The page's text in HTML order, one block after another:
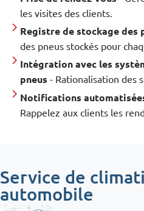
les visites des clients.
Registre de stockage des
des pneus stockés pour
Intégration avec les
pneus - Rationalisation des
Notifications
Rappelez aux clients les
Service de
automobile